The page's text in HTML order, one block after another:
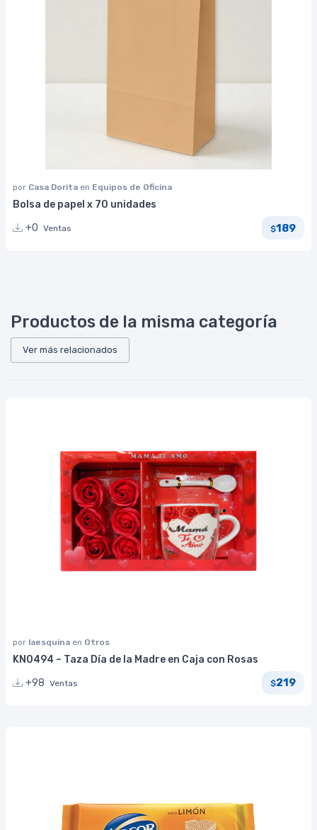
por Casa Dorita en Equipos de Oficina
Bolsa de papel x 70 unidades
+0 Ventas $189
Productos de la misma categoría
Ver más relacionados
por laesquina en Otros
KN0494 – Taza Día de la Madre en Caja con Rosas
+98 Ventas $219